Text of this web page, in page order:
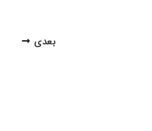
بعدی